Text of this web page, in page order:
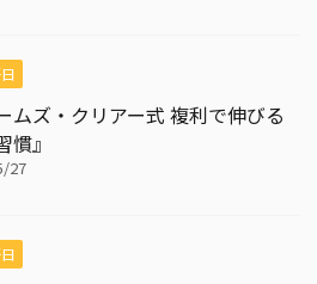
ムズ・クリアー式 複利で伸びる
慣』
27